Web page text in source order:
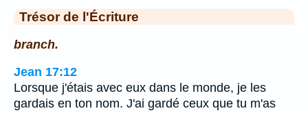
Trésor de l'Écriture
branch.
Jean 17:12
Lorsque j'étais avec eux dans le monde, je les
gardais en ton nom. J'ai gardé ceux que tu m'as